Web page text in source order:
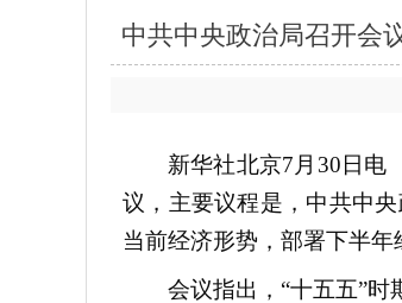
中共中央政治局召开会
新华社北京7月30日电
议，主要议程是，中共中
当前经济形势，部署下半年
会议指出，“十五五”